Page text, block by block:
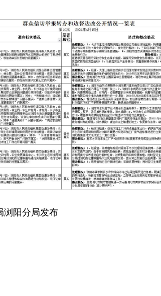
浏阳分局发布